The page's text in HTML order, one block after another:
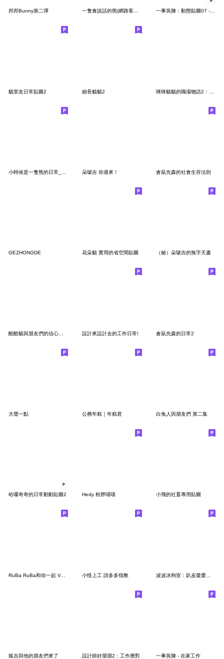
邦邦Bunny第二彈 一隻會說話的熊(網路客服用語-基礎篇) 一事吳陳：動態貼圖07 - 大字貼
貓室友日常貼圖2 細長貓貓2
朵啵吉 你過來！ 倉鼠先森的社會生存法則
GEZHONGDE 花朵貓 實用的省空間貼圖 （秘）朵啵吉的無字天書
設計來設計去的工作日常! 倉鼠先森的日常2
大聲一點 公務年糕｜年糕君 白兔人與朋友們 第二集
哈囉奇奇的日常動動貼圖2 Hedy 粉胖喵喵 小飛的社畜專用貼圖
RuBa RuBa和你一起 Vol.2 小怪上工 請多多指教 波波冰狗室：趴皮最愛上班
狐吉與他的朋友們來了 設計師好朋朋2：工作應對 一事吳陳 - 在家工作